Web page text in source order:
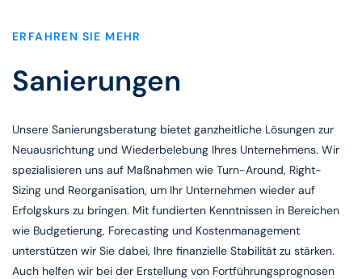
ERFAHREN SIE MEHR
Sanierungen
Unsere Sanierungsberatung bietet ganzheitliche Lösungen zur
Neuausrichtung und Wiederbelebung Ihres Unternehmens. Wir
spezialisieren uns auf Maßnahmen wie Turn-Around, Right-
Sizing und Reorganisation, um Ihr Unternehmen wieder auf
Erfolgskurs zu bringen. Mit fundierten Kenntnissen in Bereichen
wie Budgetierung, Forecasting und Kostenmanagement
unterstützen wir Sie dabei, Ihre finanzielle Stabilität zu stärken.
Auch helfen wir bei der Erstellung von Fortführungsprognosen